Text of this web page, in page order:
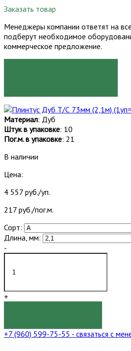
Заказать товар
Менеджеры компании ответят на
подберут необходимое
коммерческое предложение.
Материал: Дуб
Штук в упаковке: 10
Пог.м. в упаковке: 21
В наличии
Цена:
4 557 руб./уп.
217 руб./пог.м.
Сорт:
Длина, мм:
-
+
+7 (960) 599-75-55 - связаться с